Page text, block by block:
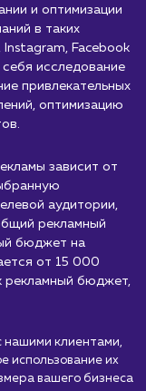
может быть
в другие